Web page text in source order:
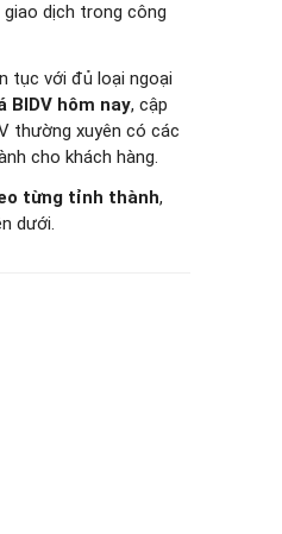
dịch trong công
tục với đủ loại ngoại
BIDV hôm nay, cập
thường xuyên có các
cho khách hàng.
từng tỉnh thành,
dưới.